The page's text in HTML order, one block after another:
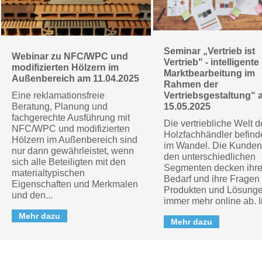
Webinar zu NFC/WPC und
modifizierten Hölzern im
Außenbereich am 11.04.2025
Eine reklamationsfreie
Beratung, Planung und
fachgerechte Ausführung mit
NFC/WPC und modifizierten
Hölzern im Außenbereich sind
nur dann gewährleistet, wenn
sich alle Beteiligten mit den
materialtypischen
Eigenschaften und Merkmalen
und den...
Mehr dazu
Seminar „Vertrieb ist
Vertrieb" - intelligente
Marktbearbeitung im
Rahmen der
Vertriebsgestaltung“
15.05.2025
Die vertriebliche Welt
Holzfachhändler
im Wandel. Die
den unterschiedlichen
Segmenten decken
Bedarf und ihre Fragen
Produkten und
immer mehr online ab.
Mehr dazu